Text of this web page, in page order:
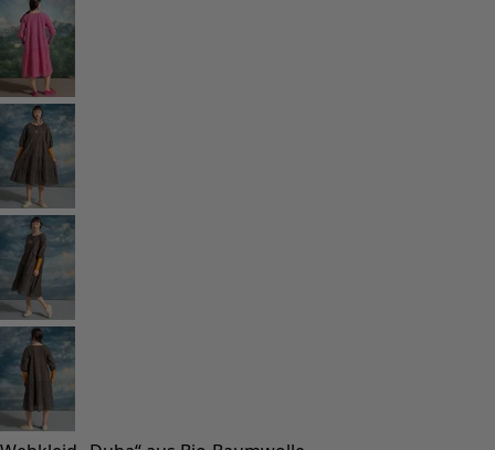
Kollektionen
Der Kimono im Fokus
Monsoon
Weite Felder
Coimbatore
Gudrun-Klassiker
Sonnenblumen für UNHCR